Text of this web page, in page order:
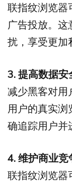
联指纹浏览器
广告投放。
扰，享受更加
3. 提高数据安
减少黑客对用
用户的真实
确追踪用户并
4. 维护商业竞
联指纹浏览器